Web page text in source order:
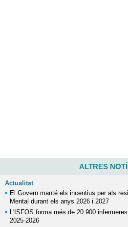
ALTRES
Actualitat
El Govern manté els incentius per als
Mental durant els anys 2026 i 2027
L'ISFOS forma més de 20.900
2025-2026